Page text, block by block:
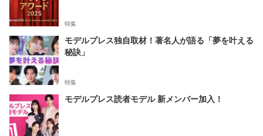
特集
モデルプレス独自取材！著名人が語る「夢を叶える
秘訣」
特集
モデルプレス読者モデル 新メンバー加入！